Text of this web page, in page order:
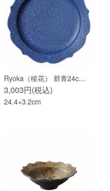
Ryoka（稜花） 群青24c…
3,003円(税込)
24.4×3.2cm